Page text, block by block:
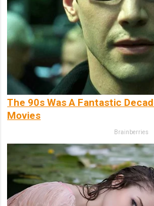
The 90s Was A Fantastic
Movies
Brainberries